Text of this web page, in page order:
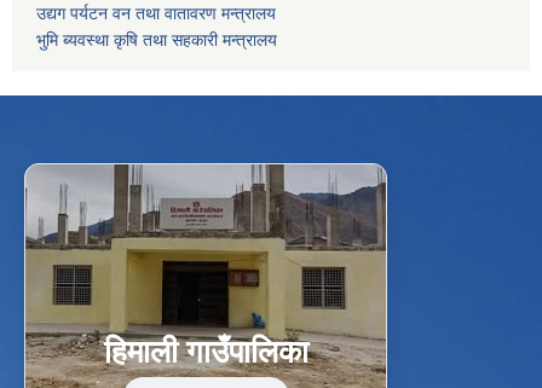
उद्यग पर्यटन वन तथा वातावरण मन्त्रालय
भुमि ब्यवस्था कृषि तथा सहकारी मन्त्रालय
f Facebook ⋯
हिमाली गाउँपालिका